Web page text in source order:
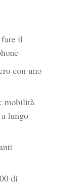
fare il
con uno
mobilità
lungo
di